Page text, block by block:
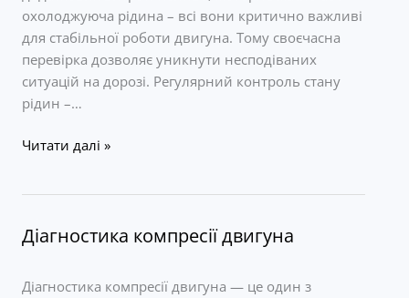
охолоджуюча рідина – всі вони критично важливі
для стабільної роботи двигуна. Тому своєчасна
перевірка дозволяє уникнути несподіваних
ситуацій на дорозі. Регулярний контроль стану
рідин –…
Діагностика
Читати далі »
Діагностика компресії двигуна
Діагностика компресії двигуна — це один з